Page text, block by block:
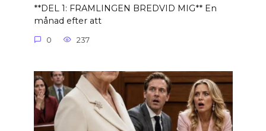
**DEL 1: FRAMLINGEN BREDVID MIG** En
månad efter att
0 237